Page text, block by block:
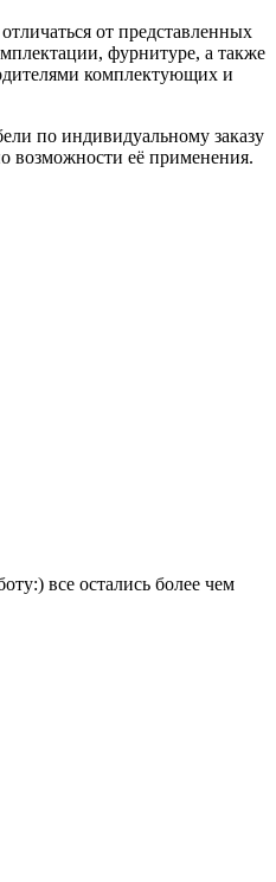
от представленных
фурнитуре, а также
комплектующих и
по индивидуальному заказу
возможности её применения.
все остались более чем